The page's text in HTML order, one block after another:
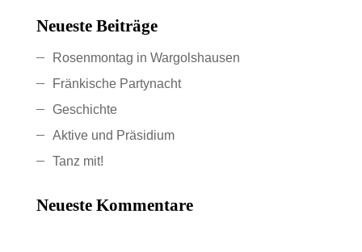
Neueste Beiträge
Rosenmontag in Wargolshausen
Fränkische Partynacht
Geschichte
Aktive und Präsidium
Tanz mit!
Neueste Kommentare